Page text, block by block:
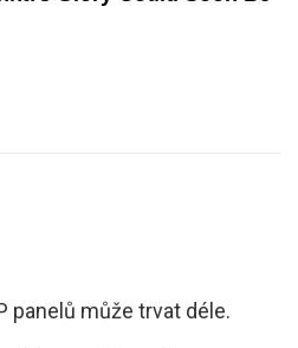
panelů může trvat déle.